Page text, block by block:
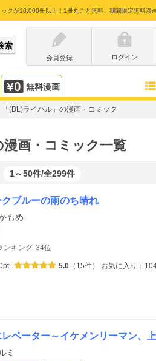
クが10,000冊以上！1冊丸ごと無料、期間限定無料漫
会員登録
ログイン
無料漫画
「(BL)ライバル」の漫画・コミック
漫画・コミック一覧
1～50件/全299件
クブルーの雨のち晴れ
もめ
ンキング 34位
5.0 （15件） お気に入り：
レベーター～イケメンリーマン、
ミ